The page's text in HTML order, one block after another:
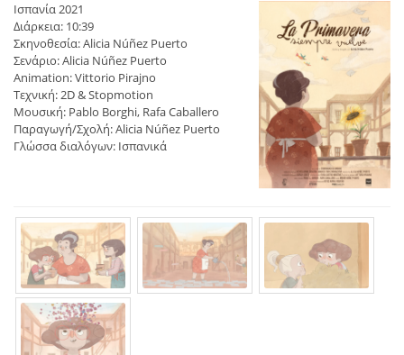
Ισπανία 2021
Διάρκεια: 10:39
Σκηνοθεσία: Alicia Núñez Puerto
Σενάριο: Alicia Núñez Puerto
Animation: Vittorio Pirajno
Τεχνική: 2D & Stopmotion
Μουσική: Pablo Borghi, Rafa Caballero
Παραγωγή/Σχολή: Alicia Núñez Puerto
Γλώσσα διαλόγων: Ισπανικά